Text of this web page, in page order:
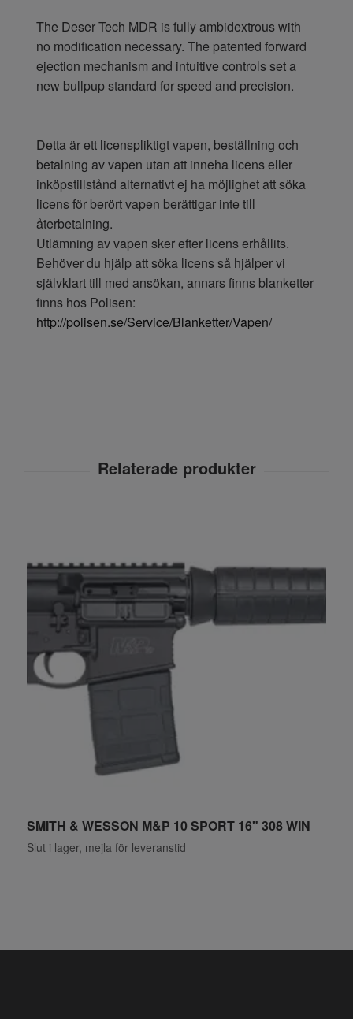
The Deser Tech MDR is fully ambidextrous with
no modification necessary. The patented forward
ejection mechanism and intuitive controls set a
new bullpup standard for speed and precision.
Detta är ett licenspliktigt vapen, beställning och
betalning av vapen utan att inneha licens eller
inköpstillstånd alternativt ej ha möjlighet att söka
licens för berört vapen berättigar inte till
återbetalning.
Utlämning av vapen sker efter licens erhållits.
Behöver du hjälp att söka licens så hjälper vi
självklart till med ansökan, annars finns blanketter
finns hos Polisen:
http://polisen.se/Service/Blanketter/Vapen/
SMITH & WESSON M&P 10 SPORT 16" 308 WIN
Slut i lager, mejla för leveranstid